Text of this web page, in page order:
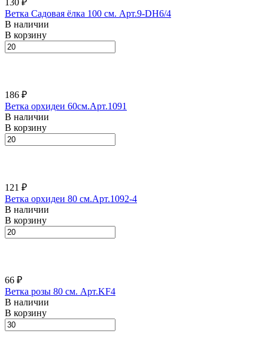
Ветка Садовая ёлка 100 см. Арт.9-DH6/4
В наличии
В корзину
186 ₽
Ветка орхидеи 60см.Арт.1091
В наличии
В корзину
121 ₽
Ветка орхидеи 80 см.Арт.1092-4
В наличии
В корзину
66 ₽
Ветка розы 80 см. Арт.KF4
В наличии
В корзину